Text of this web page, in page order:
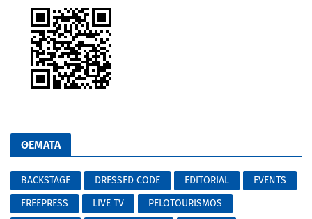
ΘΕΜΑΤΑ
BACKSTAGE DRESSED CODE EDITORIAL
EVENTS
FREEPRESS
LIVE TV
PELOTOURISMOS